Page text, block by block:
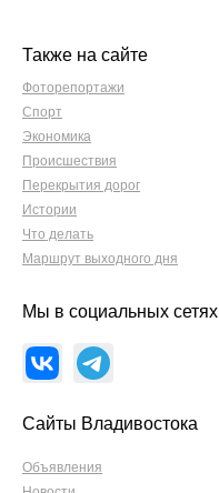
Также на сайте
Фоторепортажи
Спорт
Экономика
Происшествия
Перекрытия дорог
Истории
Что делать
Маршрут выходного дня
Мы в социальных сетях
Сайты Владивостока
Объявления